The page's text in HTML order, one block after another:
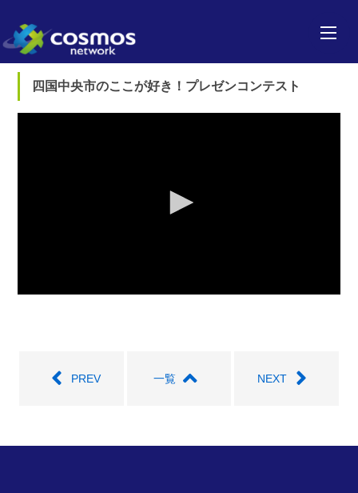
四国中央市のここが好き！プレゼンコンテスト
PREV 一覧 NEXT